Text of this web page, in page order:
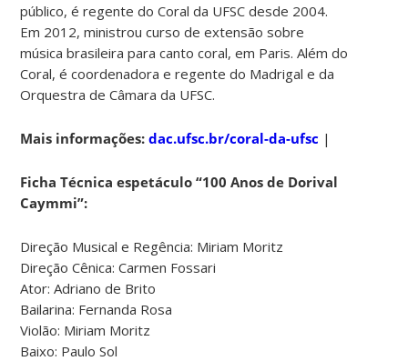
público, é regente do Coral da UFSC desde 2004.
Em 2012, ministrou curso de extensão sobre
música brasileira para canto coral, em Paris. Além do
Coral, é coordenadora e regente do Madrigal e da
Orquestra de Câmara da UFSC.
Mais informações: dac.ufsc.br/coral-da-ufsc |
Ficha Técnica espetáculo “100 Anos de Dorival
Caymmi”:
Direção Musical e Regência: Miriam Moritz
Direção Cênica: Carmen Fossari
Ator: Adriano de Brito
Bailarina: Fernanda Rosa
Violão: Miriam Moritz
Baixo: Paulo Sol